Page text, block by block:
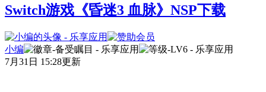
Switch游戏《昏迷3 血脉》NSP下载
小编
7月31日 15:28更新